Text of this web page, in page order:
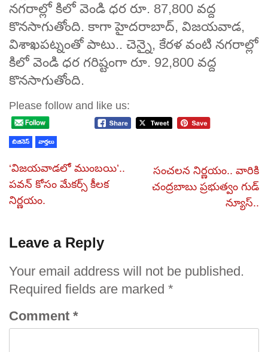
నగరాల్లో కిలో వెండి ధర రూ. 87,800 వద్ద
కొనసాగుతోంది. కాగా హైదరాబాద్‌, విజయవాడ,
విశాఖపట్నంతో పాటు.. చెన్నై, కేరళ వంటి నగరాల్లో
కిలో వెండి ధర గరిష్టంగా రూ. 92,800 వద్ద
కొనసాగుతోంది.
Please follow and like us:
బిజినెస్ వార్తలు
‘విజయవాడలో ముంబయి’..
పవన్‌ కోసం మేకర్స్‌ కీలక
నిర్ణయం.
సంచలన నిర్ణయం.. వారికి
చంద్రబాబు ప్రభుత్వం గుడ్
న్యూస్..
Leave a Reply
Your email address will not be published.
Required fields are marked *
Comment *